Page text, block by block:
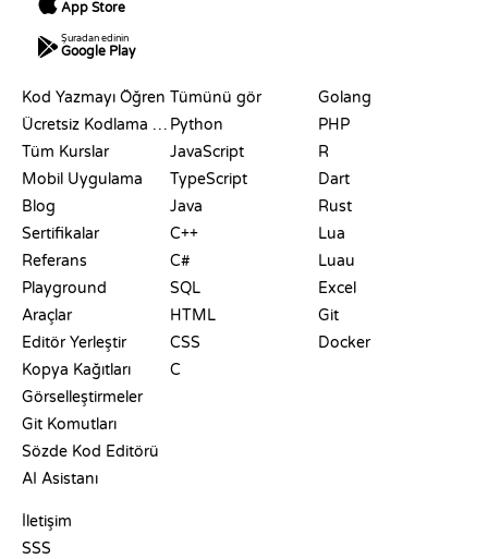
App Store
Şuradan edinin
Google Play
Kod Yazmayı Öğren
Ücretsiz Kodlama Siteleri
Tüm Kurslar
Mobil Uygulama
Blog
Sertifikalar
Referans
Playground
Araçlar
Editör Yerleştir
Kopya Kağıtları
Görselleştirmeler
Git Komutları
Sözde Kod Editörü
AI Asistanı
İletişim
SSS
Tümünü gör
Python
JavaScript
TypeScript
Java
C++
C#
SQL
HTML
CSS
C
Golang
PHP
R
Dart
Rust
Lua
Luau
Excel
Git
Docker